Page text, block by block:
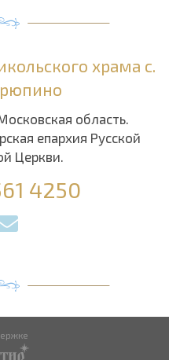
храма с.
область.
епархия Русской
Церкви.
4250